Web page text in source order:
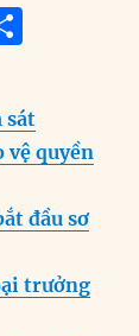
a
re
sát
vệ quyền
đầu sơ
trưởng